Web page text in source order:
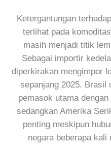
Ketergantungan
terlihat pada
masih menjadi titik
Sebagai importir
diperkirakan mengimpor
sepanjang 2025. Brasil
pemasok utama
sedangkan Amerika
penting meskipun
negara beberapa kali